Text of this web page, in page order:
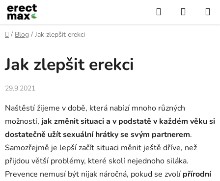
Přejít
na
obsah
Hledat
KOŠÍK
Domů
/ Blog / Jak zlepšit erekci
Jak zlepšit erekci
29.9.2021
Naštěstí žijeme v době, která nabízí mnoho různých
možností, jak změnit situaci a v podstatě v každém věku si
dostatečně užít sexuální hrátky se svým partnerem.
Samozřejmě je lepší začít situaci měnit ještě dříve, než
přijdou větší problémy, které skolí nejednoho siláka.
Prevence nemusí být nijak náročná, pokud se zvolí přírodní